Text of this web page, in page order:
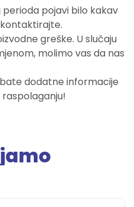
pojavi bilo kakav
greške. U slučaju
molimo vas da nas
dodatne informacije